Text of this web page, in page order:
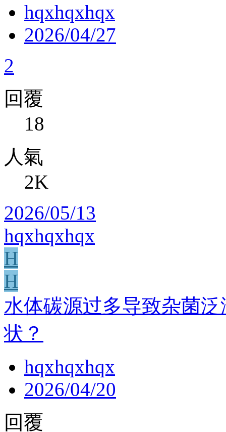
hqxhqxhqx
2026/04/27
2
回覆
18
人氣
2K
2026/05/13
hqxhqxhqx
H
H
水体碳源过多导致杂菌
状？
hqxhqxhqx
2026/04/20
回覆